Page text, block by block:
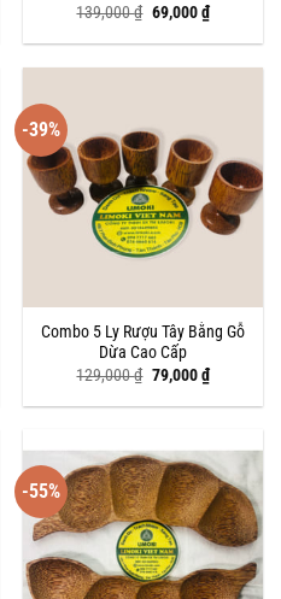
139,000₫ Giá
gốc
là:
69,000₫Giá
hiện
tại
69,000 ₫.
-39%
Combo 5 Ly Rượu Tây Bằng Gỗ
Dừa Cao Cấp
129,000₫ Giá
gốc
là:
79,000₫Giá
hiện
tại
-55%